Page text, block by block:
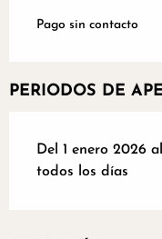
Pago sin contacto
PERIODOS DE
Del 1 enero 2026
todos los días